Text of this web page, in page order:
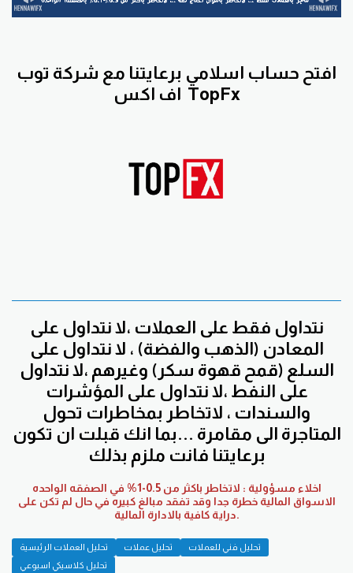
افتح حساب اسلامي برعايتنا مع شركة توب
اف اكس TopFx
نتداول فقط على العملات ،لا نتداول على
المعادن (الذهب والفضة) ، لا نتداول على
السلع (قمح قهوة سكر) وغيرهم ،لا نتداول
على النفط ،لا نتداول على المؤشرات
والسندات ، لاتخاطر بمخاطرات تحول
المتاجرة الى مقامرة ...بما انك قبلت ان تكون
برعايتنا فانت ملزم بذلك
اخلاء مسؤولية : لاتخاطر باكثر من 0.5-1% في الصفقه الواحده
الاسواق المالية خطرة جدا وقد تفقد مبالغ كبيره في حال لم تكن على
دراية كافية بالادارة المالية.
تحليل العملات الرئيسية تحليل عملات
تحليل فني للعملات
تحليل كلاسيكي اسبوعي